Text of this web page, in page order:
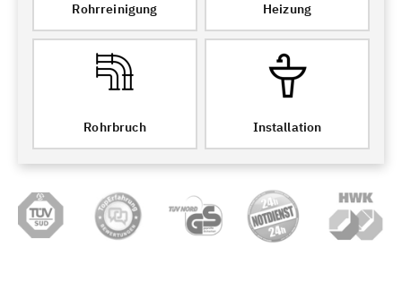
Rohrreinigung Heizung
Rohrbruch Installation